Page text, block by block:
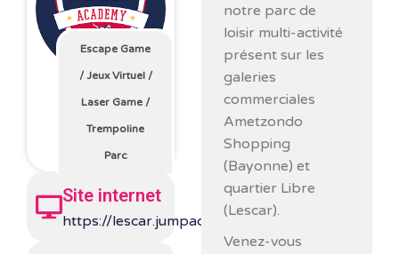
Escape Game
/Jeux Virtuel/
Laser Game /
Trempoline
Parc
Site internet
https://lescar.jumpacademy.fr/accueil/
notre parc de
loisir multi-activité
présent sur les
galeries
commerciales
Ametzondo
Shopping
(Bayonne) et
quartier Libre
(Lescar).
Venez-vous